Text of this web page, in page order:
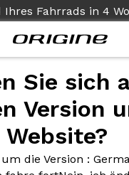
Ihres Fahrrads in 4
Sie sich
Version
Website?
die Version :
>Axxome II RS -
RS -